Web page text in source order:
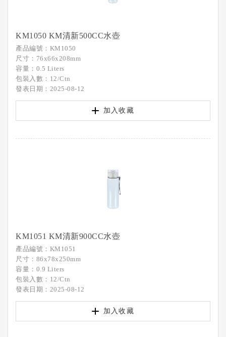
KM1050 KM清新500CC水壺
產品編號：KM1050
尺寸：76x66x208mm
容量：0.5 Liters
包裝入數：12/Ctn
發表日期：2025-08-12
加入收藏
KM1051 KM清新900CC水壺
產品編號：KM1051
尺寸：86x78x250mm
容量：0.9 Liters
包裝入數：12/Ctn
發表日期：2025-08-12
加入收藏